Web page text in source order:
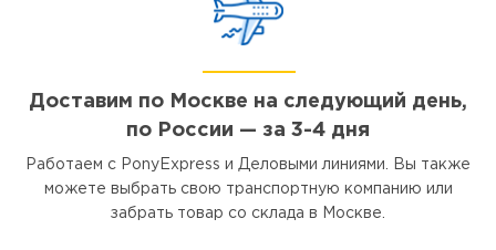
Доставим по Москве на следующий день,
по России — за 3-4 дня
Работаем с PonyExpress и Деловыми линиями. Вы также
можете выбрать свою транспортную компанию или
забрать товар со склада в Москве.